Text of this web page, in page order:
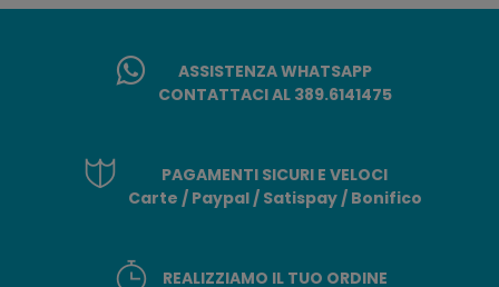
ASSISTENZA WHATSAPP
CONTATTACI AL 389.6141475
PAGAMENTI SICURI E VELOCI
Carte / Paypal / Satispay / Bonifico
REALIZZIAMO IL TUO ORDINE